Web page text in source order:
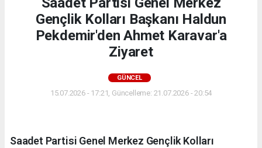
Gençlik Kolları Başkanı Haldun
Pekdemir'den Ahmet Karavar'a
Ziyaret
GÜNCEL
15.07.2026 - 17:21, Güncelleme: 21.07.2026 - 20:54
Saadet Partisi Genel Merkez Gençlik Kolları